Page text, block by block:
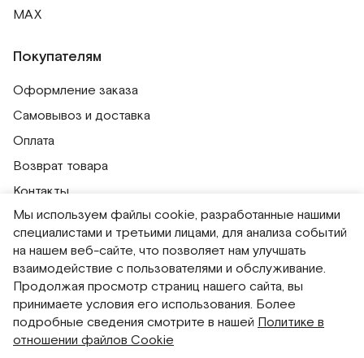
MAX
Покупателям
Оформление заказа
Самовывоз и доставка
Оплата
Возврат товара
Контакты
Публичная оферта
Политика обработки персональных данных
Политика использования сессионных файлов
Согласие на получение рассылок
Согласие на обработку персональных данных
Система привилегий
Мы используем файлы cookie, разработанные нашими
специалистами и третьими лицами, для анализа событий
на нашем веб-сайте, что позволяет нам улучшать
взаимодействие с пользователями и обслуживание.
Продолжая просмотр страниц нашего сайта, вы
принимаете условия его использования. Более
подробные сведения смотрите в нашей Политике в
отношении файлов Cookie